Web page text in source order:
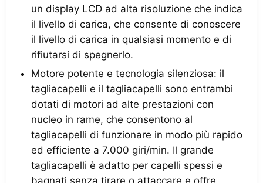
un display LCD ad alta risoluzione che indica
il livello di carica, che consente di conoscere
il livello di carica in qualsiasi momento e di
rifiutarsi di spegnerlo.
Motore potente e tecnologia silenziosa: il
tagliacapelli e il tagliacapelli sono entrambi
dotati di motori ad alte prestazioni con
nucleo in rame, che consentono al
tagliacapelli di funzionare in modo più rapido
ed efficiente a 7.000 giri/min. Il grande
tagliacapelli è adatto per capelli spessi e
bagnati senza tirare o attaccare e offre